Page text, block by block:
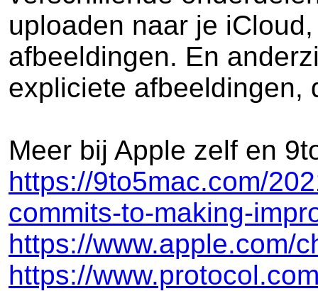
uploaden naar je
afbeeldingen. En
expliciete afbeeldingen,
Meer bij Apple zelf en
https://9to5mac.com/
commits-to-making-
https://www.apple.com/
https://